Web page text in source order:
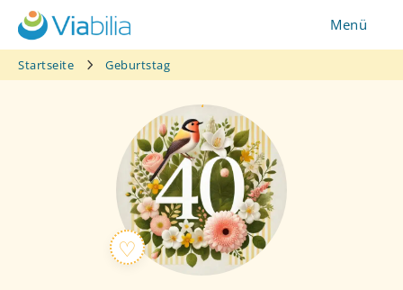
Zum
Inhalt
springen
Menü
Startseite Geburtstag